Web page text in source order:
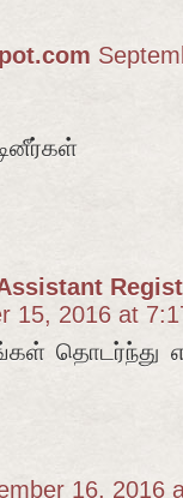
15, 2016 at
தொடர்ந்து
16, 2016